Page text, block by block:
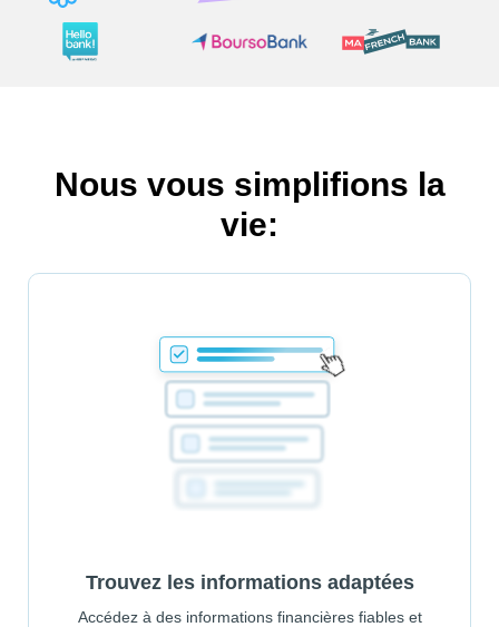
Nous vous simplifions la
vie:
Trouvez les informations adaptées
Accédez à des informations financières fiables et